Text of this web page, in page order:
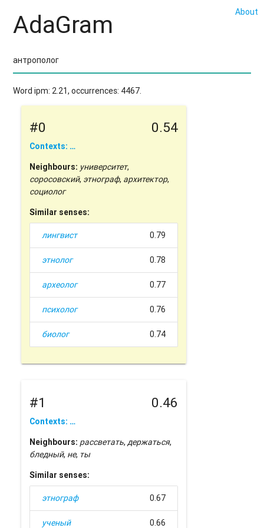
About
AdaGram
Word ipm: 2.21, occurrences: 4467.
#0 0.54
Contexts: …
Neighbours: университет,
соросовский, этнограф, архитектор,
социолог
Similar senses:
лингвист 0.79
этнолог 0.78
археолог 0.77
психолог 0.76
биолог 0.74
#1 0.46
Contexts: …
Neighbours: рассветать,держаться,
бледный, не, ты
Similar senses:
этнограф 0.67
ученый 0.66